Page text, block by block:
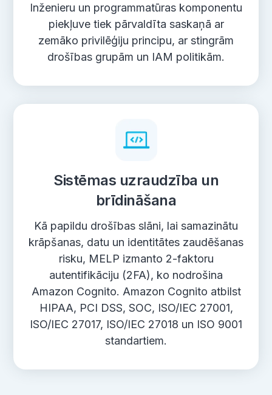
Inženieru un programmatūras komponentu
piekļuve tiek pārvaldīta saskaņā ar
zemāko privilēģiju principu, ar stingrām
drošības grupām un IAM politikām.
Sistēmas uzraudzība un
brīdināšana
Kā papildu drošības slāni, lai samazinātu
krāpšanas, datu un identitātes zaudēšanas
risku, MELP izmanto 2-faktoru
autentifikāciju (2FA), ko nodrošina
Amazon Cognito. Amazon Cognito atbilst
HIPAA, PCI DSS, SOC, ISO/IEC 27001,
ISO/IEC 27017, ISO/IEC 27018 un ISO 9001
standartiem.